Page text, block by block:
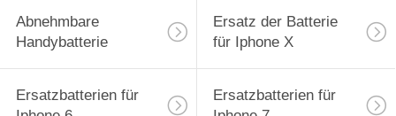
Abnehmbare
Handybatterie
Ersatz der Batterie
für Iphone X
Ersatzbatterien für
Ersatzbatterien für